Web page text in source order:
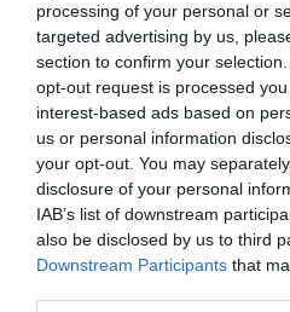
processing of your personal or
targeted advertising by us,
section to confirm your
opt-out request is processed
interest-based ads based on
us or personal information
your opt-out. You may
disclosure of your personal
IAB’s list of downstream
also be disclosed by us to third
Downstream Participants that